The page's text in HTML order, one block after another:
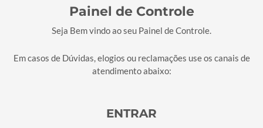
Painel de Controle
Seja Bem vindo ao seu Painel de Controle.
Em casos de Dúvidas, elogios ou reclamações use os canais de
atendimento abaixo:
ENTRAR